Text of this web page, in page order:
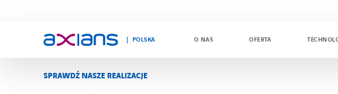
POLSKA O NAS OFERTA
SPRAWDŹ NASZE REALIZACJE